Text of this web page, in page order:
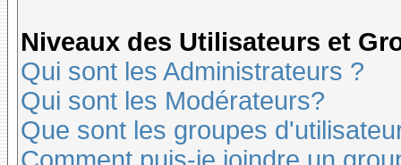
Niveaux des Utilisateurs et
Qui sont les Administrateurs ?
Qui sont les Modérateurs?
Que sont les groupes